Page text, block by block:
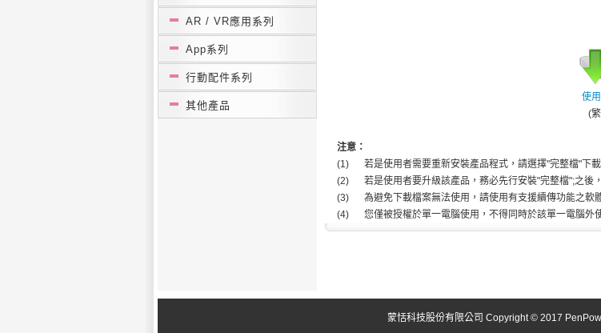
AR / VR應用系列
App系列
行動配件系列
其他產品
使
(
注意：
(1)
若是使用者需要重新安裝產品程式，請選擇"完整檔"下載
(2)
若是使用者要升級該產品，務必先行安裝"完整檔";之後
(3)
為避免下載檔案無法使用，請使用有支援續傳功能之軟
(4)
您僅被授權於單一電腦使用，不得同時於該單一電腦外
蒙恬科技股份有限公司 Copyright © 2017